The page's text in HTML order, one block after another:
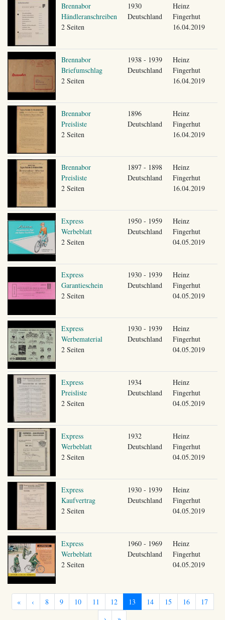
Brennabor
Händleranschreiben
2 Seiten
1930
Deutschland
Heinz
Fingerhut
16.04.2019
Brennabor
Briefumschlag
2 Seiten
1938 - 1939
Deutschland
Heinz
Fingerhut
16.04.2019
Brennabor
Preisliste
2 Seiten
1896
Deutschland
Heinz
Fingerhut
16.04.2019
Brennabor
Preisliste
2 Seiten
1897 - 1898
Deutschland
Heinz
Fingerhut
16.04.2019
Express
Werbeblatt
2 Seiten
1950 - 1959
Deutschland
Heinz
Fingerhut
04.05.2019
Express
Garantieschein
2 Seiten
1930 - 1939
Deutschland
Heinz
Fingerhut
04.05.2019
Express
Werbematerial
2 Seiten
1930 - 1939
Deutschland
Heinz
Fingerhut
04.05.2019
Express
Preisliste
2 Seiten
1934
Deutschland
Heinz
Fingerhut
04.05.2019
Express
Werbeblatt
2 Seiten
1932
Deutschland
Heinz
Fingerhut
04.05.2019
Express
Kaufvertrag
2 Seiten
1930 - 1939
Deutschland
Heinz
Fingerhut
04.05.2019
Express
Werbeblatt
2 Seiten
1960 - 1969
Deutschland
Heinz
Fingerhut
04.05.2019
« ‹ 8 9 10 11 12 13 14 15 16
17
›
»